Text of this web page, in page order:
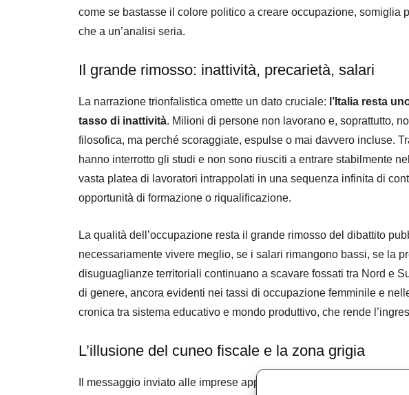
come se bastasse il colore politico a creare occupazione, somiglia
che a un’analisi seria.
Il grande rimosso: inattività, precarietà, salari
La narrazione trionfalistica omette un dato cruciale: l’Italia resta
tasso di inattività. Milioni di persone non lavorano e, soprattutto,
filosofica, ma perché scoraggiate, espulse o mai davvero incluse.
hanno interrotto gli studi e non sono riusciti a entrare stabilmente
vasta platea di lavoratori intrappolati in una sequenza infinita di
opportunità di formazione o riqualificazione.
La qualità dell’occupazione resta il grande rimosso del dibattito
necessariamente vivere meglio, se i salari rimangono bassi, se la
disuguaglianze territoriali continuano a scavare fossati tra Nord e
di genere, ancora evidenti nei tassi di occupazione femminile e
cronica tra sistema educativo e mondo produttivo, che rende
L’illusione del cuneo fiscale e la zona grigia
Il messaggio inviato alle imprese appare chiaro: contenere i salari